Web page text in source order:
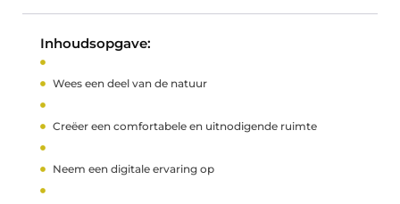
Inhoudsopgave:
Wees een deel van de natuur
Creëer een comfortabele en uitnodigende ruimte
Neem een digitale ervaring op